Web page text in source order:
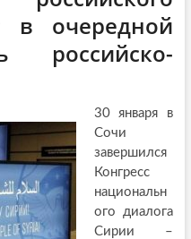
в очередной
российско-
30 января в
Сочи
завершился
Конгресс
национальн
ого диалога
Сирии –